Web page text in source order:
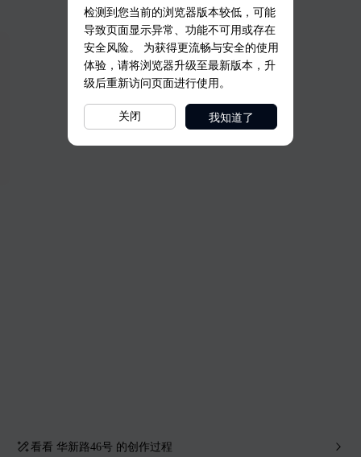
看看 华新路46号 的创作过程
检测到您当前的浏览器版本较低，可能
导致页面显示异常、功能不可用或存在
安全风险。 为获得更流畅与安全的使用
体验，请将浏览器升级至最新版本，升
级后重新访问页面进行使用。
关闭 我知道了